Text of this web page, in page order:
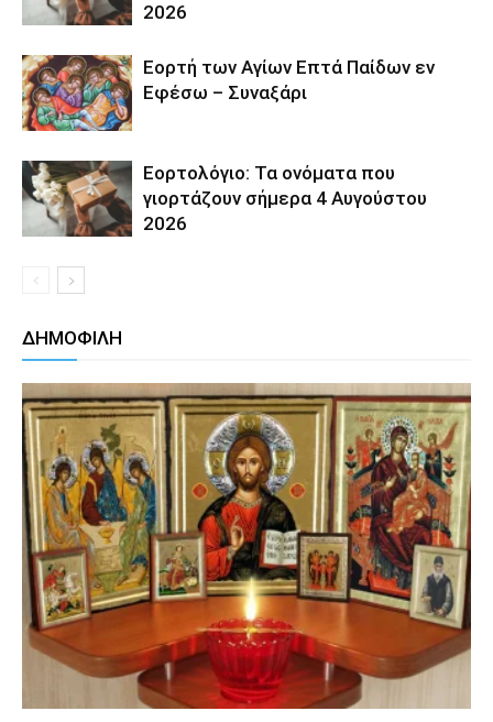
2026
Εορτή των Αγίων Επτά Παίδων εν
Εφέσω – Συναξάρι
Εορτολόγιο: Τα ονόματα που
γιορτάζουν σήμερα 4 Αυγούστου
2026
ΔΗΜΟΦΙΛΗ